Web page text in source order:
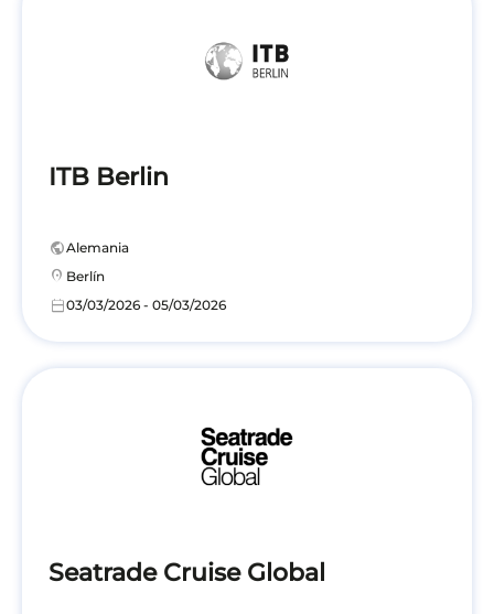
ITB Berlin
publicAlemania
location_on Berlín
calendar_today03/03/2026 - 05/03/2026
Seatrade Cruise Global